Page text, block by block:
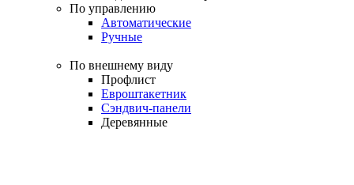
По управлению
Автоматические
Ручные
По внешнему виду
Профлист
Евроштакетник
Сэндвич-панели
Деревянные